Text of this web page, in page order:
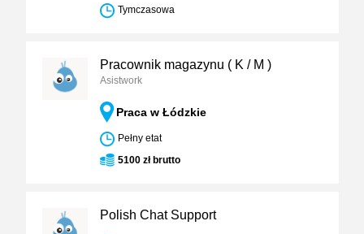
Tymczasowa
Pracownik magazynu ( K / M )
Asistwork
Praca w Łódzkie
Pełny etat
5100 zł brutto
Polish Chat Support